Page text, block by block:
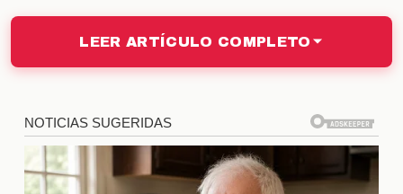
, conocido por su carácter fuerte, no ha
dudado en expresar su descontento con la
ocasiones, tanto en las interacciones con sus
compañeros como en las redes sociales. La forma
en que Yipio aborda este conflicto puede influir en
la percepción del público sobre su personalidad y
LEER ARTÍCULO COMPLETO